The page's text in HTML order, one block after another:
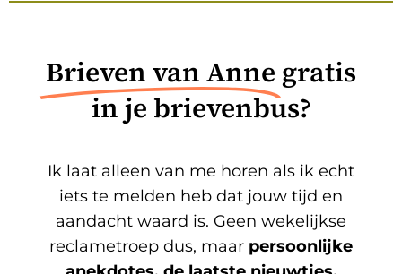
Brieven van Anne gratis
in je brievenbus?
Ik laat alleen van me horen als ik echt
iets te melden heb dat jouw tijd en
aandacht waard is. Geen wekelijkse
reclametroep dus, maar persoonlijke